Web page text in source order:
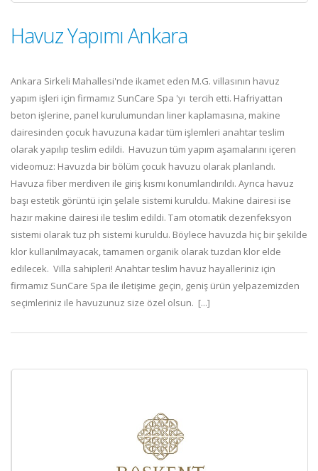
Havuz Yapımı Ankara
Ankara Sirkeli Mahallesi'nde ikamet eden M.G. villasının havuz
yapım işleri için firmamız SunCare Spa 'yı tercih etti. Hafriyattan
beton işlerine, panel kurulumundan liner kaplamasına, makine
dairesinden çocuk havuzuna kadar tüm işlemleri anahtar teslim
olarak yapılıp teslim edildi. Havuzun tüm yapım aşamalarını içeren
videomuz: Havuzda bir bölüm çocuk havuzu olarak planlandı.
Havuza fiber merdiven ile giriş kısmı konumlandırıldı. Ayrıca havuz
başı estetik görüntü için şelale sistemi kuruldu. Makine dairesi ise
hazır makine dairesi ile teslim edildi. Tam otomatik dezenfeksyon
sistemi olarak tuz ph sistemi kuruldu. Böylece havuzda hiç bir şekilde
klor kullanılmayacak, tamamen organik olarak tuzdan klor elde
edilecek. Villa sahipleri! Anahtar teslim havuz hayalleriniz için
firmamız SunCare Spa ile iletişime geçin, geniş ürün yelpazemizden
seçimleriniz ile havuzunuz size özel olsun. [...]